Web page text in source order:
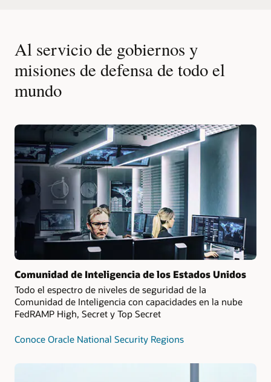
Al servicio de gobiernos y
misiones de defensa de todo el
mundo
Comunidad de Inteligencia de los Estados Unidos
Todo el espectro de niveles de seguridad de la
Comunidad de Inteligencia con capacidades en la nube
FedRAMP High, Secret y Top Secret
Conoce Oracle National Security Regions